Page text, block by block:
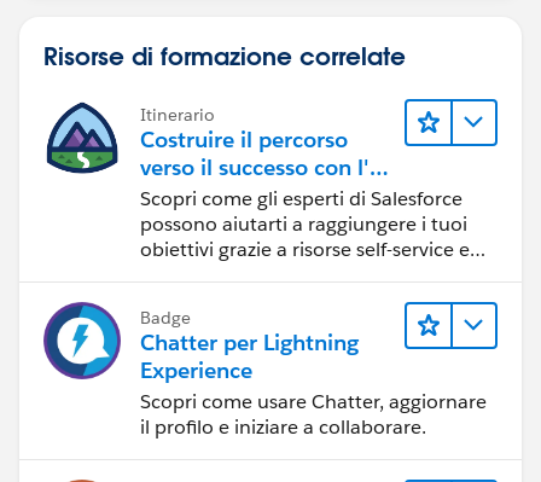
Risorse di formazione correlate
Itinerario
Costruire il percorso
verso il successo con l'IA
con Salesforce
Scopri come gli esperti di Salesforce
possono aiutarti a raggiungere i tuoi
obiettivi grazie a risorse self-service e
Badge
Chatter per Lightning
Experience
Scopri come usare Chatter, aggiornare
il profilo e iniziare a collaborare.